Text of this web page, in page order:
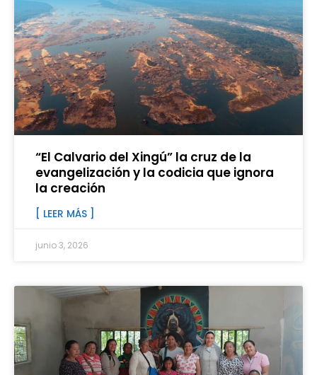
“El Calvario del Xingú” la cruz de la
evangelización y la codicia que ignora
la creación
[ LEER MÁS ]
junio 3, 2026